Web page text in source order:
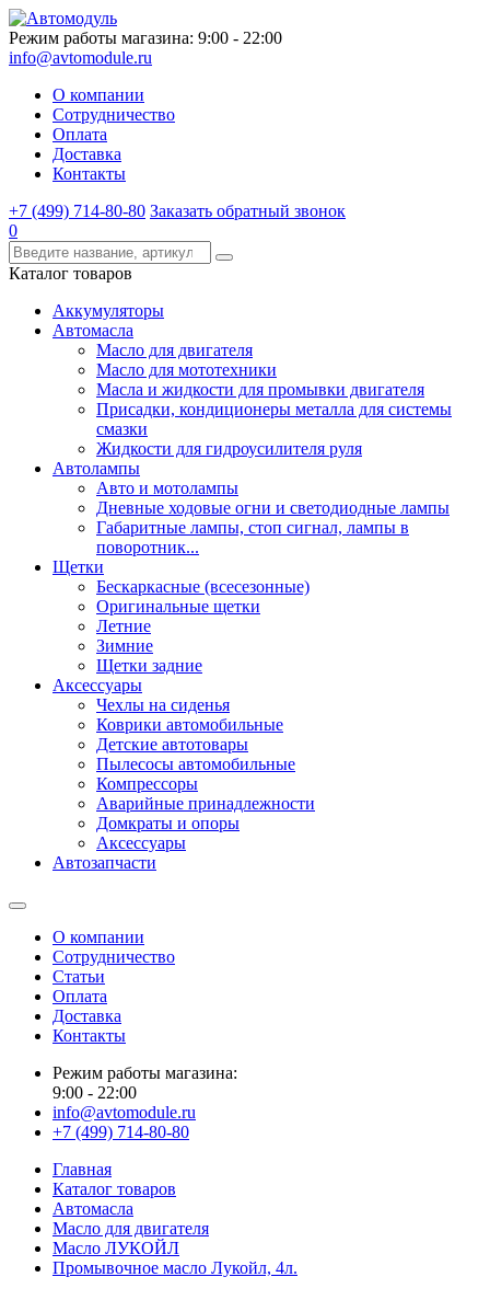
Режим работы магазина: 9:00 - 22:00
info@avtomodule.ru
О компании
Сотрудничество
Оплата
Доставка
Контакты
+7 (499) 714-80-80 Заказать обратный звонок
0
Каталог товаров
Аккумуляторы
Автомасла
Масло для двигателя
Масло для мототехники
Масла и жидкости для промывки двигателя
Присадки, кондиционеры металла для системы
смазки
Жидкости для гидроусилителя руля
Автолампы
Авто и мотолампы
Дневные ходовые огни и светодиодные лампы
Габаритные лампы, стоп сигнал, лампы в
поворотник...
Щетки
Бескаркасные (всесезонные)
Оригинальные щетки
Летние
Зимние
Щетки задние
Аксессуары
Чехлы на сиденья
Коврики автомобильные
Детские автотовары
Пылесосы автомобильные
Компрессоры
Аварийные принадлежности
Домкраты и опоры
Аксессуары
Автозапчасти
О компании
Сотрудничество
Статьи
Оплата
Доставка
Контакты
Режим работы магазина:
9:00 - 22:00
info@avtomodule.ru
+7 (499) 714-80-80
Главная
Каталог товаров
Автомасла
Масло для двигателя
Масло ЛУКОЙЛ
Промывочное масло Лукойл, 4л.